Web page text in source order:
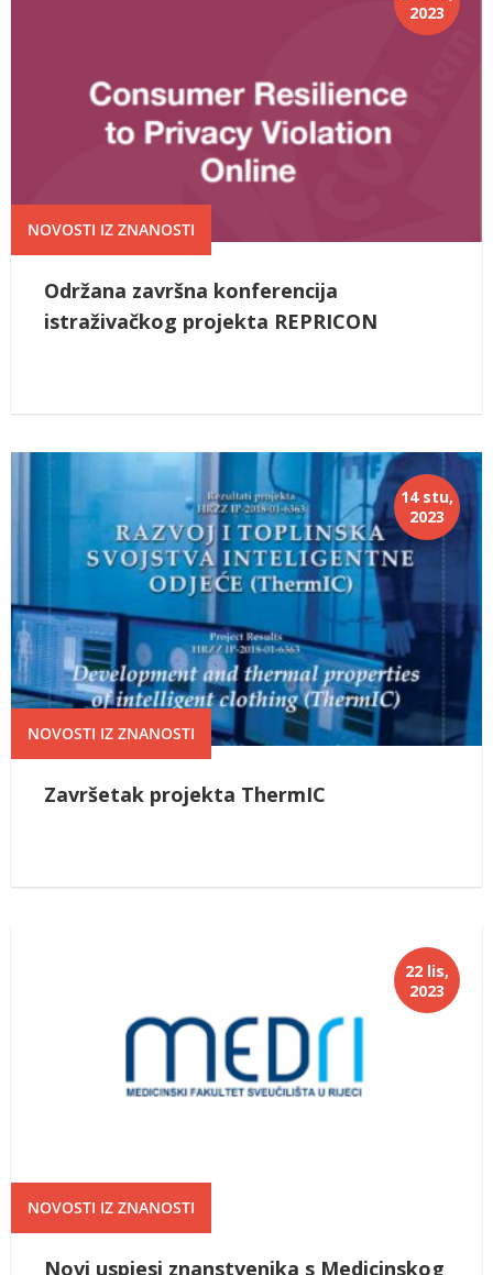
2023
NOVOSTI IZ ZNANOSTI
Održana završna konferencija
istraživačkog projekta REPRICON
14 stu,
2023
NOVOSTI IZ ZNANOSTI
Završetak projekta ThermIC
22 lis,
2023
NOVOSTI IZ ZNANOSTI
Novi uspjesi znanstvenika s Medicinskog